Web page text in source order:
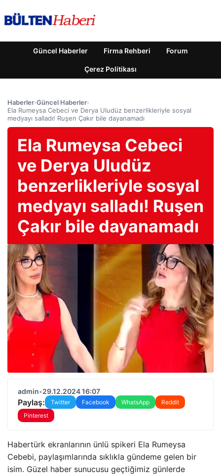
Güncel Haberler Firma Rehberi Forum
Çerez Politikası
Haberler›Güncel Haberler›
Ela Rumeysa Cebeci ve Derya Uludüz benzerlikleriyle sosyal
medyayı salladı! Ruşen Çakır bile dayanamadı
Ela Rumeysa Cebeci
ve Derya Uludüz
benzerlikleriyle sosyal
medyayı salladı! Ruşen
Çakır bile dayanamadı
admin•29.12.2024 16:07
Paylaş: Twitter Facebook WhatsApp
Reddit
Pinterest
Habertürk ekranlarının ünlü spikeri Ela Rumeysa
Cebebi, paylaşımlarında sıklıkla gündeme gelen bir
isim. Güzel haber sunucusu geçtiğimiz günlerde